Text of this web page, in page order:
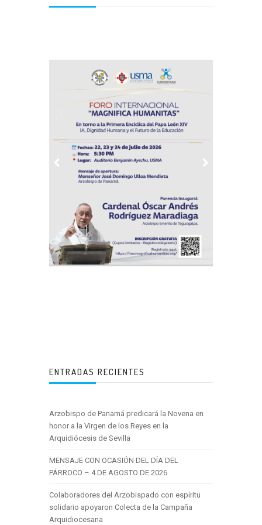
ENTRADAS RECIENTES
Arzobispo de Panamá predicará la Novena en
honor a la Virgen de los Reyes en la
Arquidiócesis de Sevilla
MENSAJE CON OCASIÓN DEL DÍA DEL
PÁRROCO – 4 DE AGOSTO DE 2026
Colaboradores del Arzobispado con espíritu
solidario apoyaron Colecta de la Campaña
Arquidiocesana